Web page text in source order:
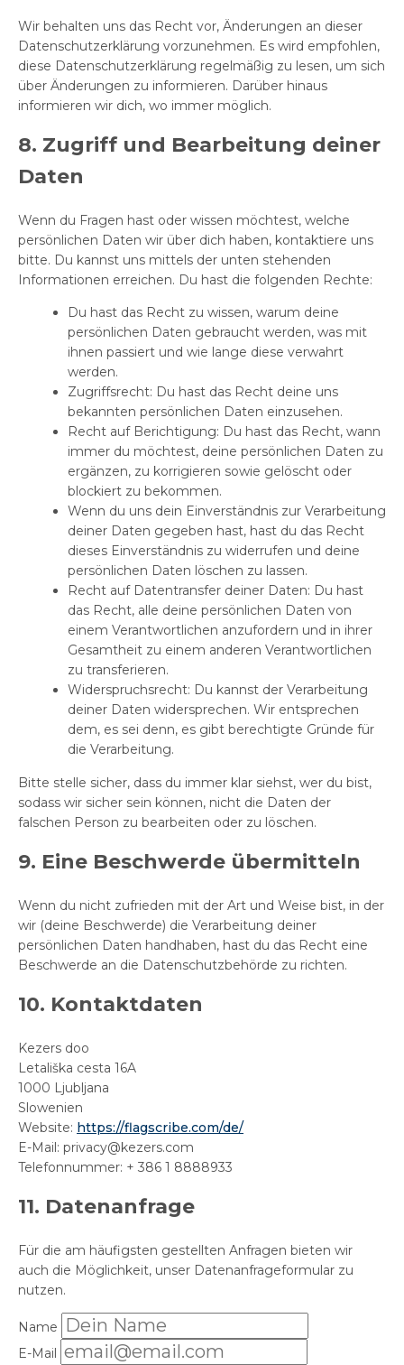
Wir behalten uns das Recht vor, Änderungen an dieser
Datenschutzerklärung vorzunehmen. Es wird empfohlen,
diese Datenschutzerklärung regelmäßig zu lesen, um sich
über Änderungen zu informieren. Darüber hinaus
informieren wir dich, wo immer möglich.
8. Zugriff und Bearbeitung deiner
Daten
Wenn du Fragen hast oder wissen möchtest, welche
persönlichen Daten wir über dich haben, kontaktiere uns
bitte. Du kannst uns mittels der unten stehenden
Informationen erreichen. Du hast die folgenden Rechte:
Du hast das Recht zu wissen, warum deine
persönlichen Daten gebraucht werden, was mit
ihnen passiert und wie lange diese verwahrt
werden.
Zugriffsrecht: Du hast das Recht deine uns
bekannten persönlichen Daten einzusehen.
Recht auf Berichtigung: Du hast das Recht, wann
immer du möchtest, deine persönlichen Daten zu
ergänzen, zu korrigieren sowie gelöscht oder
blockiert zu bekommen.
Wenn du uns dein Einverständnis zur Verarbeitung
deiner Daten gegeben hast, hast du das Recht
dieses Einverständnis zu widerrufen und deine
persönlichen Daten löschen zu lassen.
Recht auf Datentransfer deiner Daten: Du hast
das Recht, alle deine persönlichen Daten von
einem Verantwortlichen anzufordern und in ihrer
Gesamtheit zu einem anderen Verantwortlichen
zu transferieren.
Widerspruchsrecht: Du kannst der Verarbeitung
deiner Daten widersprechen. Wir entsprechen
dem, es sei denn, es gibt berechtigte Gründe für
die Verarbeitung.
Bitte stelle sicher, dass du immer klar siehst, wer du bist,
sodass wir sicher sein können, nicht die Daten der
falschen Person zu bearbeiten oder zu löschen.
9. Eine Beschwerde übermitteln
Wenn du nicht zufrieden mit der Art und Weise bist, in der
wir (deine Beschwerde) die Verarbeitung deiner
persönlichen Daten handhaben, hast du das Recht eine
Beschwerde an die Datenschutzbehörde zu richten.
10. Kontaktdaten
Kezers doo
Letališka cesta 16A
1000 Ljubljana
Slowenien
Website: https://flagscribe.com/de/
E-Mail: privacy@kezers.com
Telefonnummer: + 386 1 8888933
11. Datenanfrage
Für die am häufigsten gestellten Anfragen bieten wir
auch die Möglichkeit, unser Datenanfrageformular zu
nutzen.
Name
E-Mail